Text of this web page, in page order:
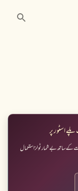
کے ساتھ بے شمار ٹولز استعمال